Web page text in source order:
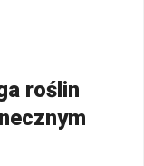
roślin